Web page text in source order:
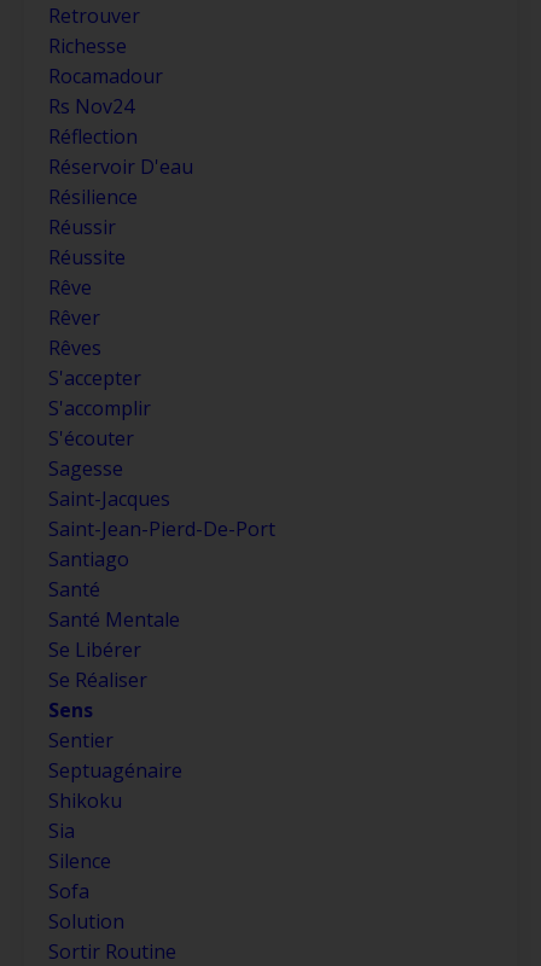
Retrouver
Richesse
Rocamadour
Rs Nov24
Réflection
Réservoir D'eau
Résilience
Réussir
Réussite
Rêve
Rêver
Rêves
S'accepter
S'accomplir
S'écouter
Sagesse
Saint-Jacques
Saint-Jean-Pierd-De-Port
Santiago
Santé
Santé Mentale
Se Libérer
Se Réaliser
Sens
Sentier
Septuagénaire
Shikoku
Sia
Silence
Sofa
Solution
Sortir Routine